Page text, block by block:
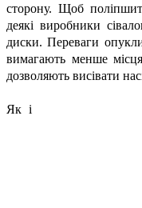
сторону. Щоб
деякі виробники
диски. Переваги
вимагають менше
дозволяють висівати
Як і